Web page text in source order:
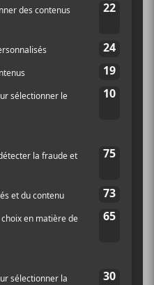
+ Google Map
| Jour
Francos 2023 – Thierry
Larose